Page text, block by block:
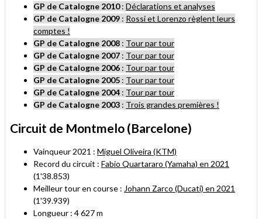
GP de Catalogne 2010: Déclarations et analyses
GP de Catalogne 2009 : Rossi et Lorenzo règlent leurs
comptes !
GP de Catalogne 2008 : Tour par tour
GP de Catalogne 2007 : Tour par tour
GP de Catalogne 2006 : Tour par tour
GP de Catalogne 2005 : Tour par tour
GP de Catalogne 2004 : Tour par tour
GP de Catalogne 2003 : Trois grandes premières !
Circuit de Montmelo (Barcelone)
Vainqueur 2021 : Miguel Oliveira (KTM)
Record du circuit : Fabio Quartararo (Yamaha) en 2021
(1'38.853)
Meilleur tour en course : Johann Zarco (Ducati) en 2021
(1'39.939)
Longueur : 4 627 m